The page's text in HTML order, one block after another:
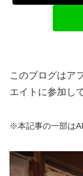
このブログはア
エイトに参加し
※本記事の一部は